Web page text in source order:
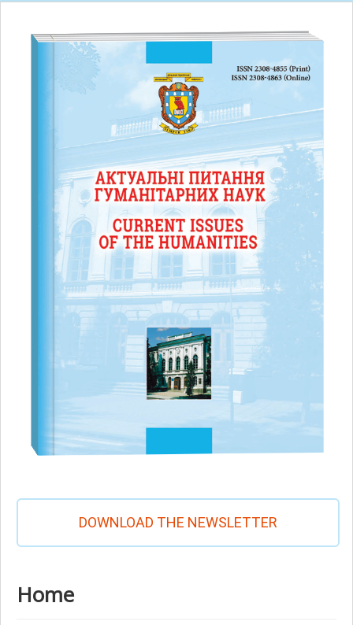
DOWNLOAD THE NEWSLETTER
Home